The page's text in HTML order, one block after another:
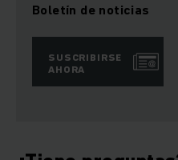
Boletín de noticias
SUSCRIBIRSE
AHORA